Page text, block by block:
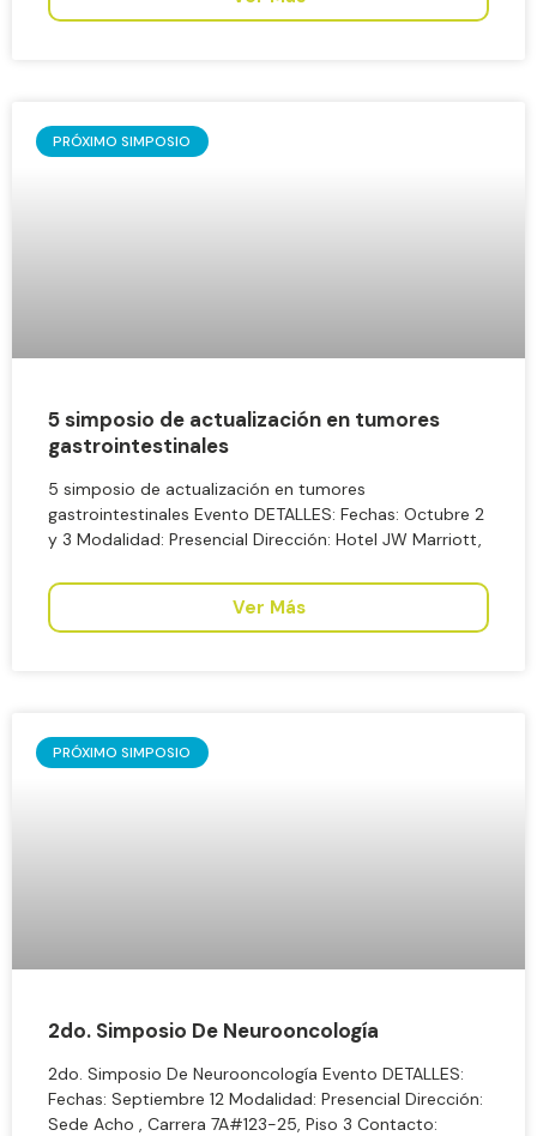
PRÓXIMO SIMPOSIO
5 simposio de actualización en tumores
gastrointestinales
5 simposio de actualización en tumores
gastrointestinales Evento DETALLES: Fechas: Octubre 2
y 3 Modalidad: Presencial Dirección: Hotel JW Marriott,
Ver Más
PRÓXIMO SIMPOSIO
2do. Simposio De Neurooncología
2do. Simposio De Neurooncología Evento DETALLES:
Fechas: Septiembre 12 Modalidad: Presencial Dirección:
Sede Acho , Carrera 7A#123-25, Piso 3 Contacto: